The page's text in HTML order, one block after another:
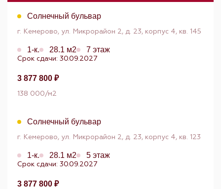
Солнечный бульвар
г. Кемерово, ул. Микрорайон 2, д. 23, корпус 4, кв. 145
1-к. 28.1 м2
7 этаж
Срок сдачи: 30.09.2027
3 877 800 ₽
138 000/м2
Солнечный бульвар
г. Кемерово, ул. Микрорайон 2, д. 23, корпус 4, кв. 123
1-к. 28.1 м2
5 этаж
Срок сдачи: 30.09.2027
3 877 800 ₽